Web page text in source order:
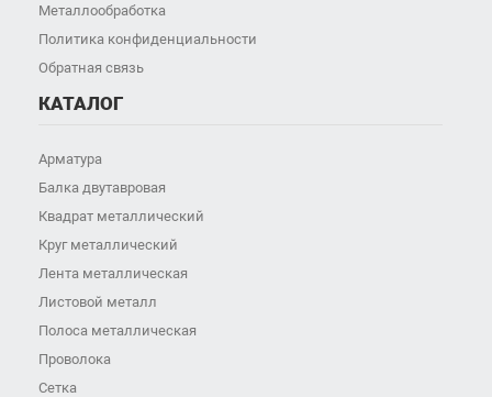
Металлообработка
Политика конфиденциальности
Обратная связь
КАТАЛОГ
Арматура
Балка двутавровая
Квадрат металлический
Круг металлический
Лента металлическая
Листовой металл
Полоса металлическая
Проволока
Сетка